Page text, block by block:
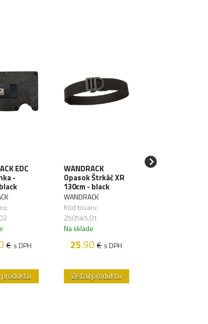
EDC
-
€ s DPH
WANDRACK
Opasok Štrkáč XR
130cm - black
WANDRACK
Kód tovaru:
250545,01
Na sklade
25.90€ s DPH
Detail produktu